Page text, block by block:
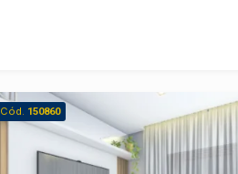
com previsão de carga para
de ar-condicionado nos quartos e
infraestrutura para placas
promovendo sustentabilidade e
Cód. 150860